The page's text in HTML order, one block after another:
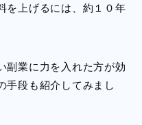
を上げるには、約１０年
副業に力を入れた方が効
手段も紹介してみまし